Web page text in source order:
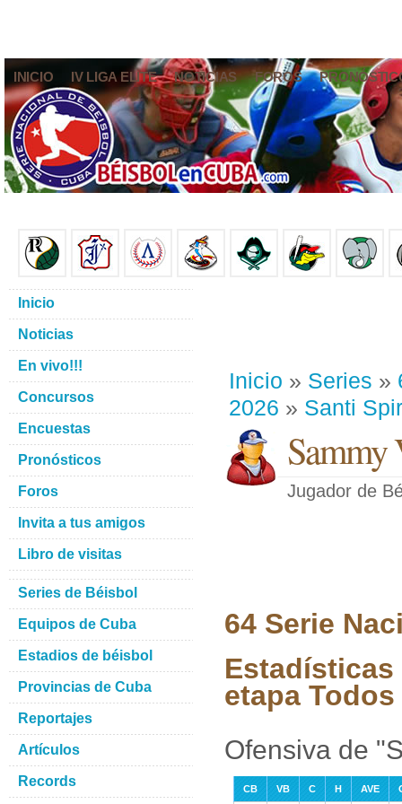
INICIO IV LIGA ELITE NOTICIAS FOROS
Inicio » Series »
2026 » Santi
Sammy
Jugador de
64 Serie
Estadísticas
etapa
Ofensiva de
CB VB C H AVE
Inicio
Noticias
En vivo!!!
Concursos
Encuestas
Pronósticos
Foros
Invita a tus amigos
Libro de visitas
Series de Béisbol
Equipos de Cuba
Estadios de béisbol
Provincias de Cuba
Reportajes
Artículos
Records